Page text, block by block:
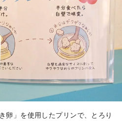
卵」を使用したプリンで、とろり